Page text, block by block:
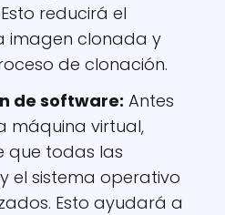
reducirá el
imagen clonada y
de clonación.
de software: Antes
máquina virtual,
que todas las
el sistema operativo
Esto ayudará a